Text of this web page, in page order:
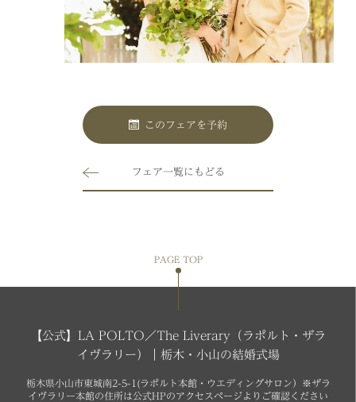
このフェアを予約
フェア一覧にもどる
PAGE TOP
【公式】LA POLTO／The Liverary（ラポルト・ザラ
イヴラリー）｜栃木・小山の結婚式場
栃木県小山市東城南2-5-1(ラポルト本館・ウエディングサロン）※ザラ
イヴラリー本館の住所は公式HPのアクセスページよりご確認ください